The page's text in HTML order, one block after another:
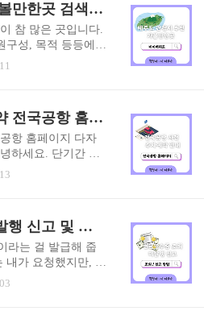
에 따라 자율적으
할 수 있게 정부가
고 합니다. 지원내
3,000명 포함됨)
용이 가능한 바우처
사용가능 교육 ✔
제주도 관광지 추천 가볼만한곳 검색하기 네이버지도
참 많은 곳입니다.
구성, 목적 등등에
우면서도 어려운
도 어플입니다. 네
게이션 용도로 많
찾을 때도 사용한
볼만한곳 검색하기
뿐만 아니라 내비
찾기, 내비게이션,
사용..
김포공항 사전 주차예약 전국공항 홈페이지 다자녀할인 신청으로 할인받기
항 홈페이지 다자
하세요. 단기간 또
용해야 할 때가 있
차요금 할인받을
확인해 보시길 바
장 요금 할인 사이
park.airport.co.kr/
예약기간 최소 2
현금영수증 미발급 미발행 신고 및 발행 조회 어디서 하나요
라는 걸 발급해 줍
내가 요청했지만, 현
, 거부를 하기도 합